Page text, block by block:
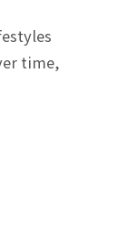
time,